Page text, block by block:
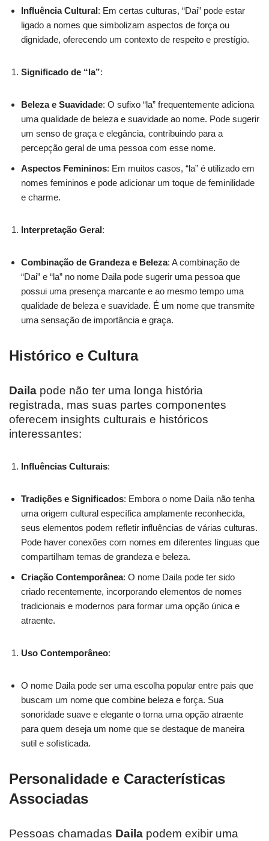
Influência Cultural: Em certas culturas, “Dai” pode estar
ligado a nomes que simbolizam aspectos de força ou
dignidade, oferecendo um contexto de respeito e prestígio.
Significado de “la”:
Beleza e Suavidade: O sufixo “la” frequentemente adiciona
uma qualidade de beleza e suavidade ao nome. Pode sugerir
um senso de graça e elegância, contribuindo para a
percepção geral de uma pessoa com esse nome.
Aspectos Femininos: Em muitos casos, “la” é utilizado em
nomes femininos e pode adicionar um toque de feminilidade
e charme.
Interpretação Geral:
Combinação de Grandeza e Beleza: A combinação de
“Dai” e “la” no nome Daila pode sugerir uma pessoa que
possui uma presença marcante e ao mesmo tempo uma
qualidade de beleza e suavidade. É um nome que transmite
uma sensação de importância e graça.
Histórico e Cultura
Daila pode não ter uma longa história
registrada, mas suas partes componentes
oferecem insights culturais e históricos
interessantes:
Influências Culturais:
Tradições e Significados: Embora o nome Daila não tenha
uma origem cultural específica amplamente reconhecida,
seus elementos podem refletir influências de várias culturas.
Pode haver conexões com nomes em diferentes línguas que
compartilham temas de grandeza e beleza.
Criação Contemporânea: O nome Daila pode ter sido
criado recentemente, incorporando elementos de nomes
tradicionais e modernos para formar uma opção única e
atraente.
Uso Contemporâneo:
O nome Daila pode ser uma escolha popular entre pais que
buscam um nome que combine beleza e força. Sua
sonoridade suave e elegante o torna uma opção atraente
para quem deseja um nome que se destaque de maneira
sutil e sofisticada.
Personalidade e Características
Associadas
Pessoas chamadas Daila podem exibir uma